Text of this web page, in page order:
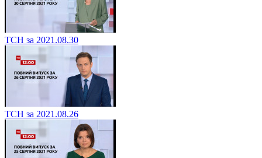
ТСН за 2021.08.30
ТСН за 2021.08.26